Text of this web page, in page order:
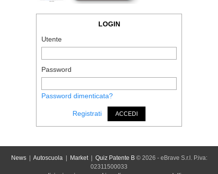
LOGIN
Utente
Password
Password dimenticata?
Registrati ACCEDI
News| Autoscuola| Market| Quiz Patente B© 2026 - eBrave S.r.l. P.iva:
02311500033